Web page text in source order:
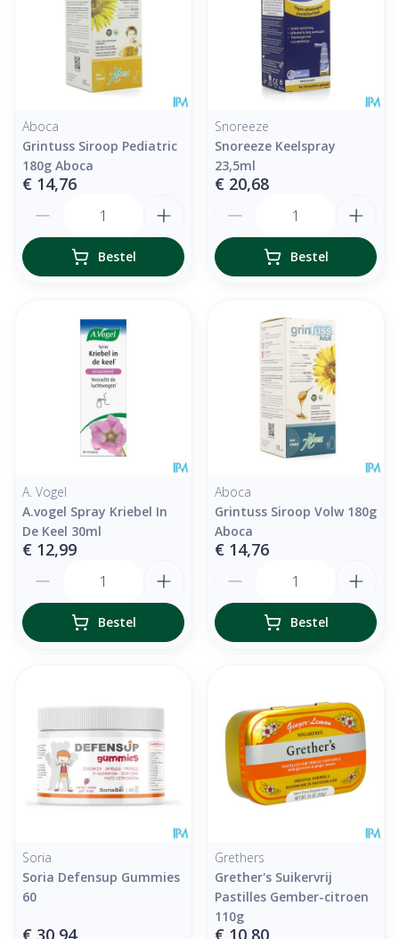
Aboca
Grintuss Siroop Pediatric
180g Aboca
€ 14,76
Bestel
Snoreeze
Snoreeze Keelspray
23,5ml
€ 20,68
Bestel
A. Vogel
A.vogel Spray Kriebel In
De Keel 30ml
€ 12,99
Bestel
Aboca
Grintuss Siroop Volw 180g
Aboca
€ 14,76
Bestel
Soria
Soria Defensup Gummies
60
€ 30,94
Grethers
Grether's Suikervrij
Pastilles Gember-citroen
110g
€ 10,80